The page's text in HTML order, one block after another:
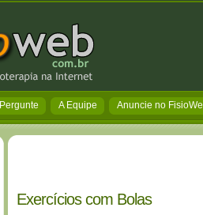
Pergunte A Equipe Anuncie no
Exercícios com Bolas